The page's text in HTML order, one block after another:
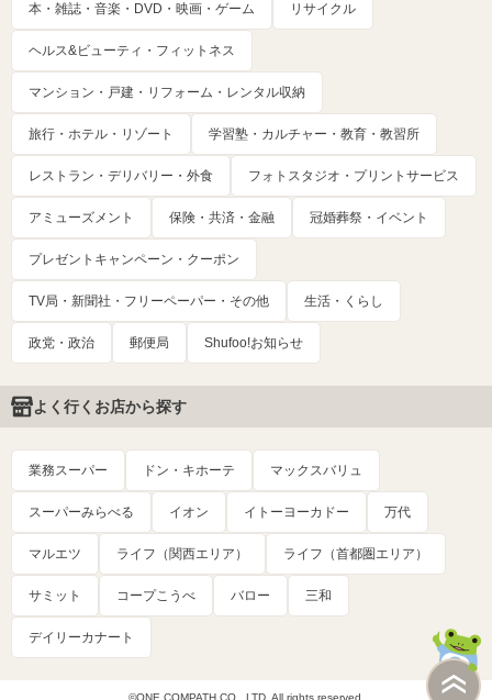
本・雑誌・音楽・DVD・映画・ゲーム リサイクル
ヘルス&ビューティ・フィットネス
マンション・戸建・リフォーム・レンタル収納
旅行・ホテル・リゾート 学習塾・カルチャー・教育・教習所
レストラン・デリバリー・外食 フォトスタジオ・プリントサービス
アミューズメント 保険・共済・金融 冠婚葬祭・イベント
プレゼントキャンペーン・クーポン
TV局・新聞社・フリーペーパー・その他 生活・くらし
政党・政治 郵便局 Shufoo!お知らせ
よく行くお店から探す
業務スーパー ドン・キホーテ マックスバリュ
スーパーみらべる イオン イトーヨーカドー 万代
マルエツ ライフ（関西エリア） ライフ（首都圏エリア）
サミット コープこうべ バロー 三和
デイリーカナート
©ONE COMPATH CO., LTD. All rights reserved.